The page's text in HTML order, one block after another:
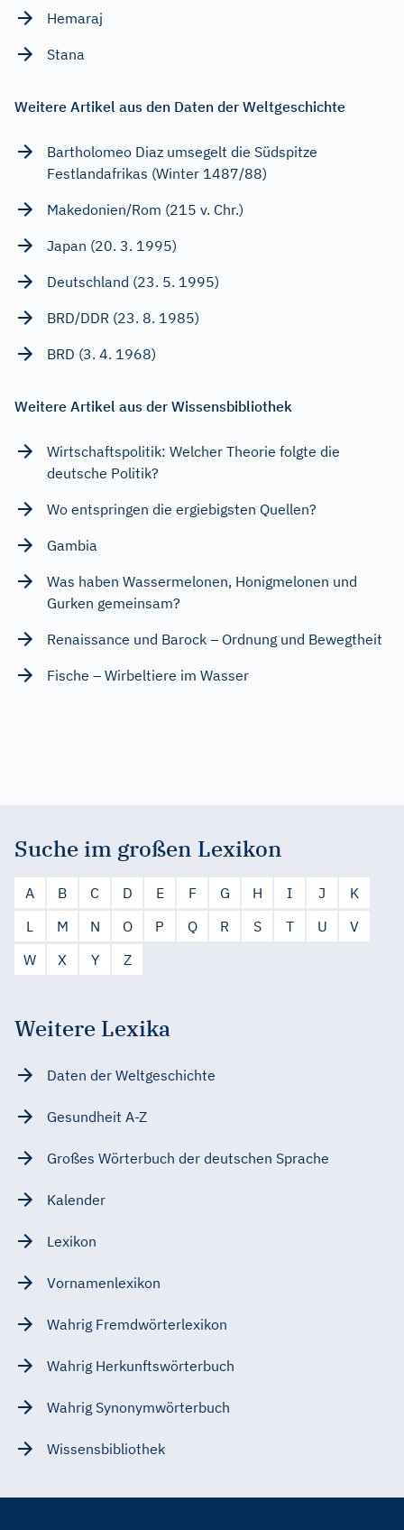
Hemaraj
Stana
Weitere Artikel aus den Daten der Weltgeschichte
Bartholomeo Diaz umsegelt die Südspitze
Festlandafrikas (Winter 1487/88)
Makedonien/Rom (215 v. Chr.)
Japan (20. 3. 1995)
Deutschland (23. 5. 1995)
BRD/DDR (23. 8. 1985)
BRD (3. 4. 1968)
Weitere Artikel aus der Wissensbibliothek
Wirtschaftspolitik: Welcher Theorie folgte die
deutsche Politik?
Wo entspringen die ergiebigsten Quellen?
Gambia
Was haben Wassermelonen, Honigmelonen und
Gurken gemeinsam?
Renaissance und Barock – Ordnung und Bewegtheit
Fische – Wirbeltiere im Wasser
Suche im großen Lexikon
A B C D E F G H I J
K
L
M N O P Q R S T U
V
W
X Y Z
Weitere Lexika
Daten der Weltgeschichte
Gesundheit A-Z
Großes Wörterbuch der deutschen Sprache
Kalender
Lexikon
Vornamenlexikon
Wahrig Fremdwörterlexikon
Wahrig Herkunftswörterbuch
Wahrig Synonymwörterbuch
Wissensbibliothek